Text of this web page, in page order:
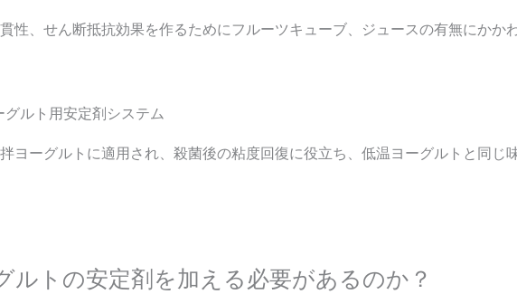
性、せん断抵抗効果を作るためにフルーツキューブ、ジュースの有無にかか
グルト用安定剤システム
ヨーグルトに適用され、殺菌後の粘度回復に役立ち、低温ヨーグルトと同じ
ルトの安定剤を加える必要があるのか？